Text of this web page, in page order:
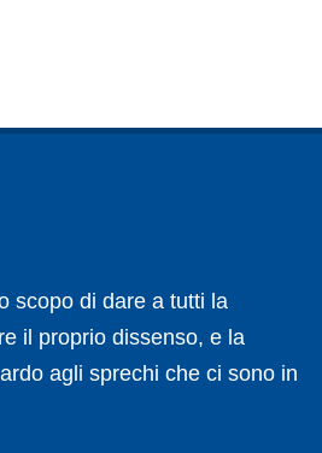
scopo di dare a tutti la
il proprio dissenso, e la
agli sprechi che ci sono in